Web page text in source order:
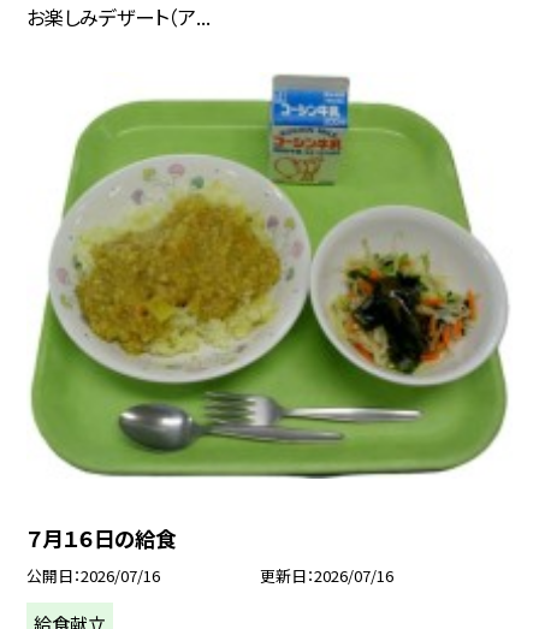
お楽しみデザート（ア...
７月１６日の給食
公開日 2026/07/16 更新日 2026/07/16
給食献立